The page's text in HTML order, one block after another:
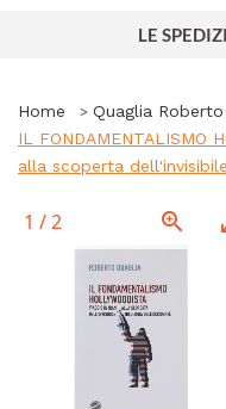
LE
Home
Quaglia Roberto
IL FONDAMENTALISMO
alla scoperta
1 /2